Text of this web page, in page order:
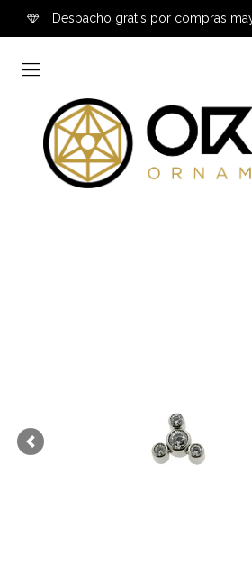
Despacho gratis por compras
Previous